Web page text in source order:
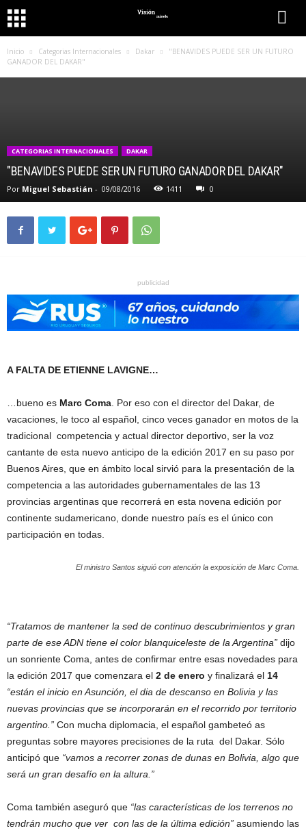
Inicio Categorias Internacionales Dakar
"BENAVIDES PUEDE SER UN FUTURO
GANADOR DEL DAKAR"
CATEGORIAS INTERNACIONALES DAKAR
"BENAVIDES PUEDE SER UN FUTURO GANADOR DEL DAKAR"
Por Miguel Sebastián - 09/08/2016 1411 0
publicidad
A FALTA DE ETIENNE LAVIGNE…
…bueno es Marc Coma . Por eso con el director del Dakar, de
vacaciones, le toco al español, cinco veces ganador en motos de la
tradicional competencia y actual director deportivo, ser la voz
cantante de esta nuevo anticipo de la edición 2017 en su paso por
Buenos Aires, que en ámbito local sirvió para la presentación de la
competencia a las autoridades gubernamentales de las 13
provincias argentinas que recorrerá en esta novena edición por
continente sudamericano, donde nuestro país es el único con
participación en todas.
El ministro Santos siguió con atención la exposición de Marc Coma.
“Tratamos de mantener la sed de continuo descubrimientos y gran
parte de ese ADN tiene el color blanquiceleste de la Argentina” dijo
un sonriente Coma, antes de confirmar entre esas novedades para
la edición 2017 que comenzara el 2 de enero y finalizará el 14
“están el inicio en Asunción, el dia de descanso en Bolivia y las
nuevas provincias que se incorporarán en el recorrido por territorio
argentino.” Con mucha diplomacia, el español gambeteó as
preguntas sobre mayores precisiones de la ruta del Dakar. Sólo
anticipó que “vamos a recorrer zonas de dunas en Bolivia, algo que
será un gran desafío en la altura.”
Coma también aseguró que “las características de los terrenos no
tendrán mucho que ver con las de la última edición” asumiendo las